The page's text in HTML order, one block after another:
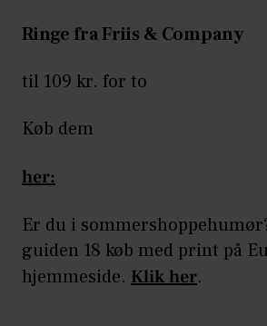
Ringe fra Friis & Company
til 109 kr. for to
Køb dem
her:
Er du i
guiden 18 køb med print på
hjemmeside. Klik her.